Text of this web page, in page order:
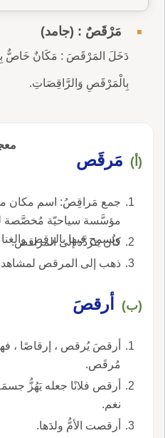
مَرْقَصٌ : (جامد)
دَخَلَ المَرْقَصَ : مَكَانٌ خَاصٌّ
بِالْمَرْقَصِ وَالرَّاقِصَاتِ.
(أ) مَرقَص
جمع مَراقِصُ: اسم مكان
مؤسَّسة سياحيّة مُخصَّصة
ويُسمح فيها بالرقص
كان يتردَّد إلى المراقص.
ذهب إلى المرقص
(ب) أرقصَ
أرقصَ يُرقص ، إرقاصًا ،
مُرقَص.
أرقص فلانًا جعله يَهُزُّ
نغم.
أرقصت الأمُّ ولدَها.